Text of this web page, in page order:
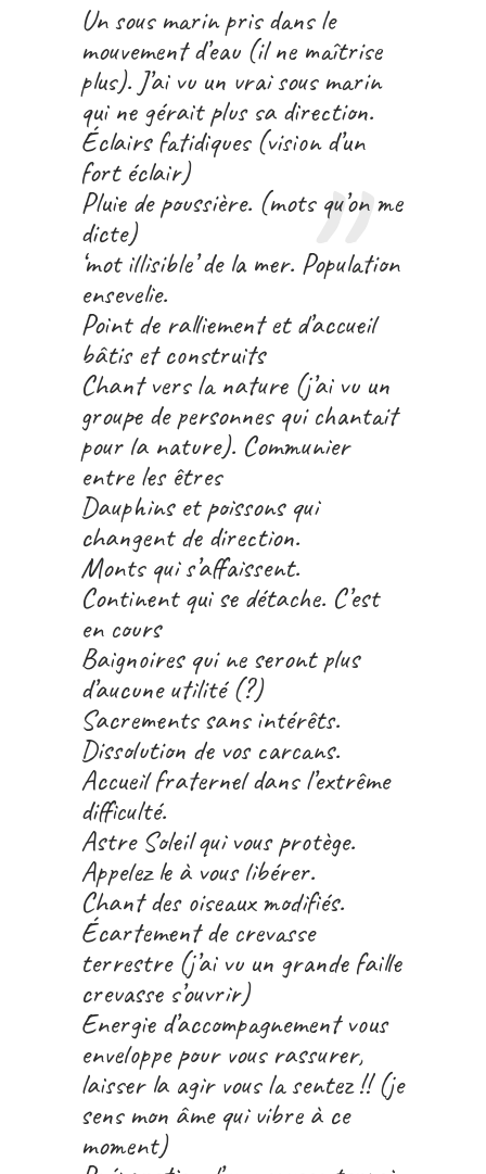
Un sous marin pris dans le
mouvement d’eau (il ne maîtrise
plus). J’ai vu un vrai sous marin
qui ne gérait plus sa direction.
Éclairs fatidiques (vision d’un
fort éclair)
Pluie de poussière. (mots qu’on me
dicte)
‘mot illisible’ de la mer. Population
ensevelie.
Point de ralliement et d’accueil
bâtis et construits
Chant vers la nature (j’ai vu un
groupe de personnes qui chantait
pour la nature). Communier
entre les êtres
Dauphins et poissons qui
changent de direction.
Monts qui s’affaissent.
Continent qui se détache. C’est
en cours
Baignoires qui ne seront plus
d’aucune utilité (?)
Sacrements sans intérêts.
Dissolution de vos carcans.
Accueil fraternel dans l’extrême
difficulté.
Astre Soleil qui vous protège.
Appelez le à vous libérer.
Chant des oiseaux modifiés.
Écartement de crevasse
terrestre (j’ai vu un grande faille
crevasse s’ouvrir)
Energie d’accompagnement vous
enveloppe pour vous rassurer,
laisser la agir vous la sentez !! (je
sens mon âme qui vibre à ce
moment)